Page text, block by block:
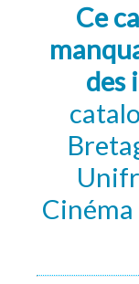
Ce
des